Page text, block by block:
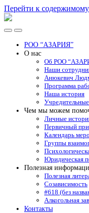
Перейти к содержимому
РОО
Переключить
мобильное
Переключить
поле
поиска
РОО “АЗАРИЯ”
О нас
Об РОО
Наши
Анюкевич
Программа
Наша история
Чем мы можем
Личные
Первичный
Календарь
Группы
Юридическая
Полезная
Полезная
Созависимость
#618 (без
Алкогольная
Контакты